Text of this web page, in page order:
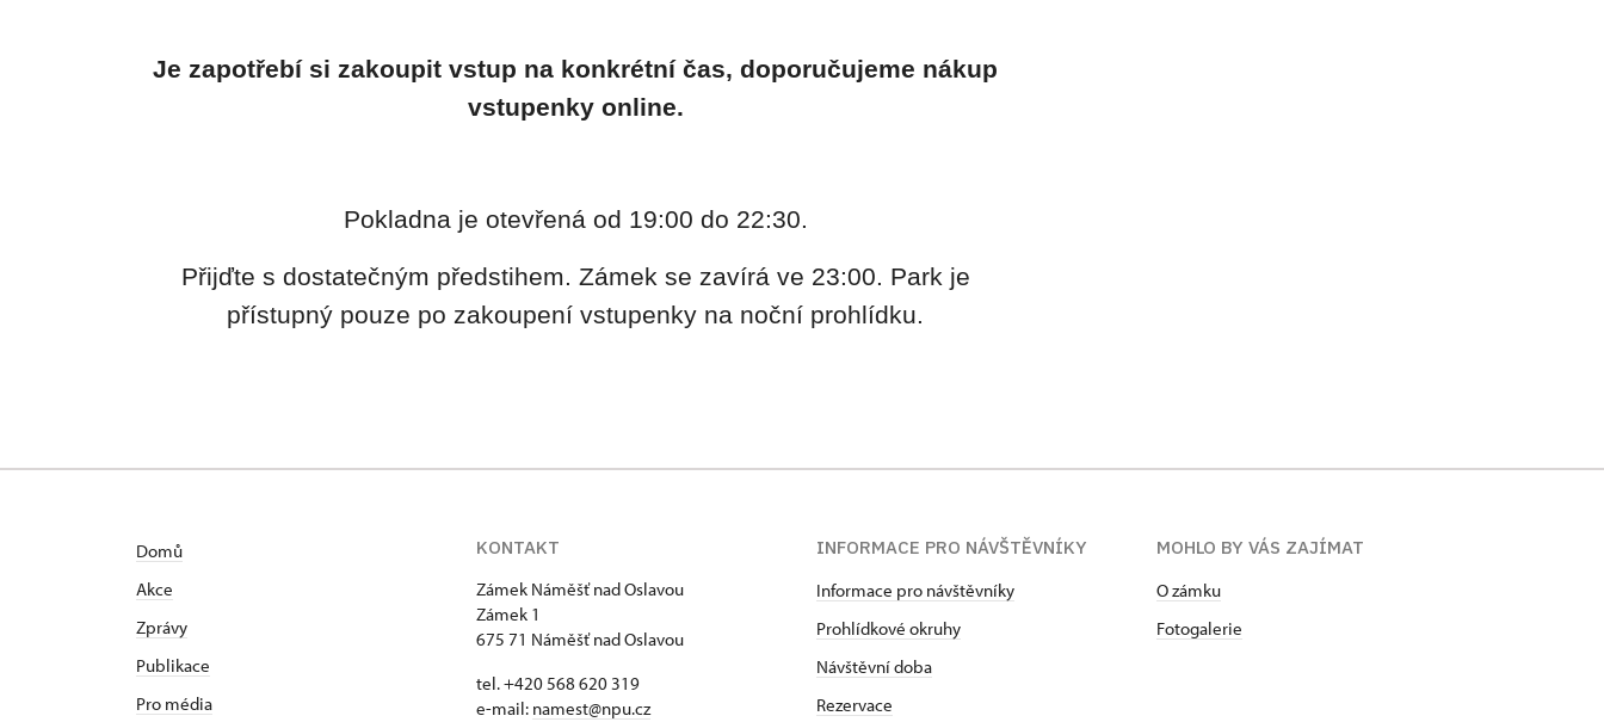
Je zapotřebí si zakoupit vstup na konkrétní čas, doporučujeme nákup
vstupenky online.
Pokladna je otevřená od 19:00 do 22:30.
Přijďte s dostatečným předstihem. Zámek se zavírá ve 23:00. Park je
přístupný pouze po zakoupení vstupenky na noční prohlídku.
Domů
Akce
Zprávy
Publikace
Pro média
KONTAKT
Zámek Náměšť nad Oslavou
Zámek 1
675 71 Náměšť nad Oslavou
tel. +420 568 620 319
e-mail: namest@npu.cz
INFORMACE PRO NÁVŠTĚVNÍKY
Informace pro návštěvníky
Prohlídkové okruhy
Návštěvní doba
Rezervace
MOHLO BY VÁS ZAJÍMAT
O zámku
Fotogalerie